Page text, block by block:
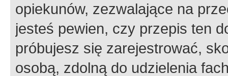
opiekunów, zezwalające na
jesteś pewien, czy przepis ten
próbujesz się zarejestrować,
osobą, zdolną do udzielenia